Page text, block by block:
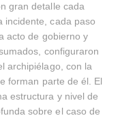
gran detalle cada
incidente, cada paso
acto de gobierno y
configuraron
archipiélago, con la
forman parte de él. El
estructura y nivel de
sobre el caso de